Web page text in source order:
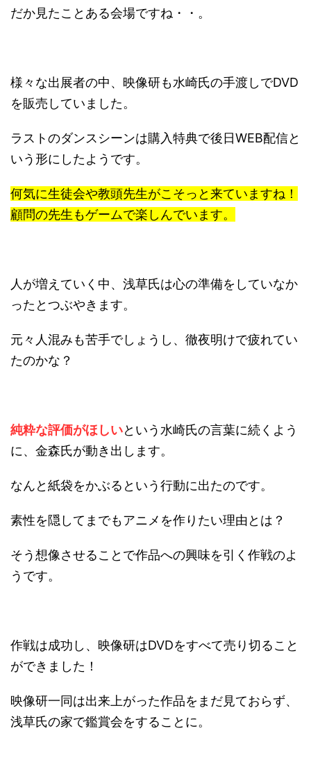
だか見たことある会場ですね・・。
様々な出展者の中、映像研も水崎氏の手渡しでDVD
を販売していました。
ラストのダンスシーンは購入特典で後日WEB配信と
いう形にしたようです。
何気に生徒会や教頭先生がこそっと来ていますね！
顧問の先生もゲームで楽しんでいます。
人が増えていく中、浅草氏は心の準備をしていなか
ったとつぶやきます。
元々人混みも苦手でしょうし、徹夜明けで疲れてい
たのかな？
純粋な評価がほしいという水崎氏の言葉に続くよう
に、金森氏が動き出します。
なんと紙袋をかぶるという行動に出たのです。
素性を隠してまでもアニメを作りたい理由とは？
そう想像させることで作品への興味を引く作戦のよ
うです。
作戦は成功し、映像研はDVDをすべて売り切ること
ができました！
映像研一同は出来上がった作品をまだ見ておらず、
浅草氏の家で鑑賞会をすることに。